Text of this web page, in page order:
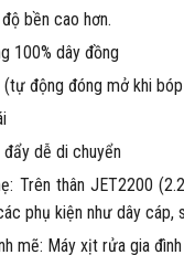
bền cao hơn.
100% dây đồng
(tự động đóng mở khi
dễ di chuyển
Trên thân JET2200
phụ kiện như dây cáp,
mẽ: Máy xịt rửa gia